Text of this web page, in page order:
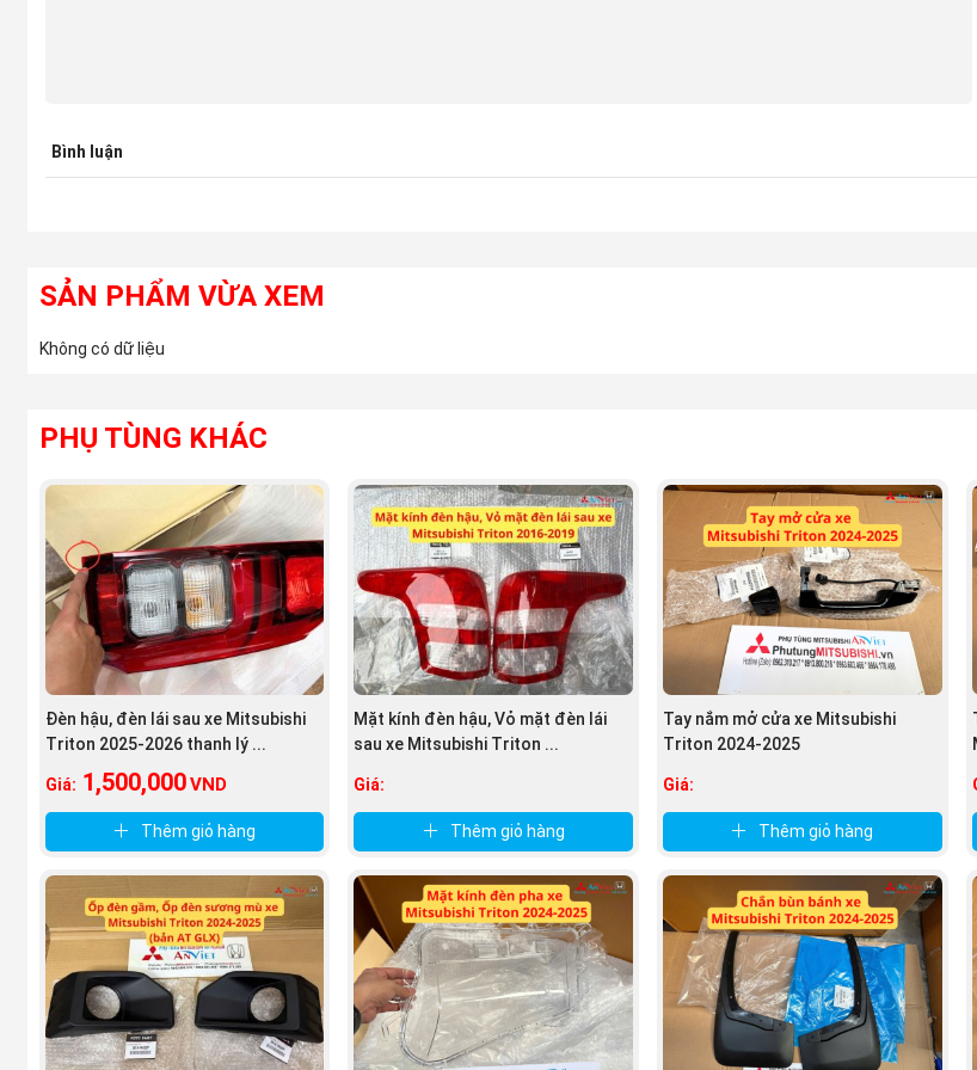
3. Cấu tạo chung của Đèn hậu, Đèn lái sau xe Mitsubishi Triton
Tùy đời xe và phiên bản, cấu tạo đèn hậu Triton có khác nhau, nhưng cơ bản gồm các bộ phận sau:
Vỏ đèn (Lens):Nhựa Polycarbonate trong suốt, phủ lớp chống tia UV, chống ố vàng.
Nguồn sáng:
Halogen: bóng dây tóc cho ánh sáng vàng, bền bỉ nhưng hiệu suất vừa phải.
LED: chip LED hiện đại, ánh sáng đỏ – trắng rõ ràng, tuổi thọ cao, tiết kiệm điện.
Khoang phản xạ / thấu kính phụ:Giúp ánh sáng tán đều, tăng khả năng nhận diện từ xa.
Đèn phanh (Stop lamp).
Đèn xi-nhan (Turn signal).
Đèn lùi (Reverse lamp).
Đèn định vị sau (Tail lamp).
Chân giắc điện & ngàm cố định:Thiết kế chắc chắn, dễ tháo lắp thay thế.
Gioăng cao su & keo chống nước:Đạt chuẩn kín khít IP65 – IP67, chống nước, chống bụi.
Bình luận
SẢN PHẨM VỪA XEM
Không có dữ liệu
PHỤ TÙNG KHÁC
Đèn hậu, đèn lái sau xe Mitsubishi
Triton 2025-2026 thanh lý ...
Giá: 1,500,000VND
Thêm giỏ hàng
Mặt kính đèn hậu, Vỏ mặt đèn lái
sau xe Mitsubishi Triton ...
Giá:
Thêm giỏ hàng
Tay nắm mở cửa xe Mitsubishi
Triton 2024-2025
Giá:
Thêm giỏ hàng